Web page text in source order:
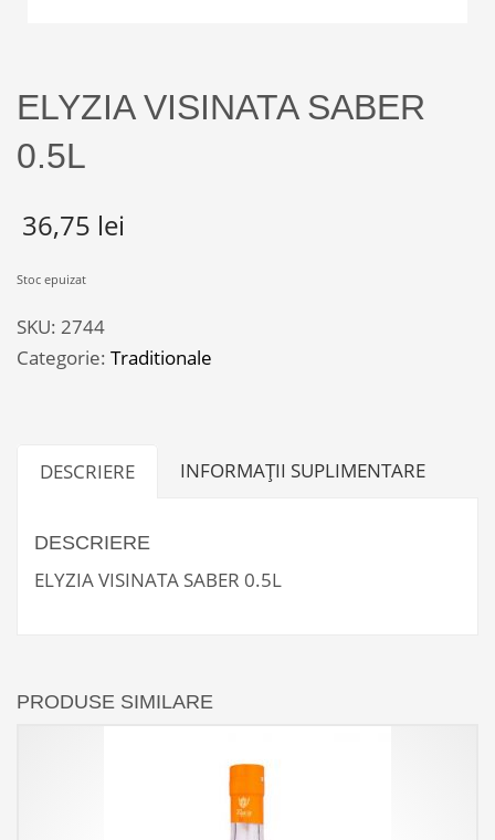
ELYZIA VISINATA SABER
0.5L
36,75 lei
Stoc epuizat
SKU: 2744
Categorie: Traditionale
DESCRIERE INFORMAȚII SUPLIMENTARE
DESCRIERE
ELYZIA VISINATA SABER 0.5L
PRODUSE SIMILARE